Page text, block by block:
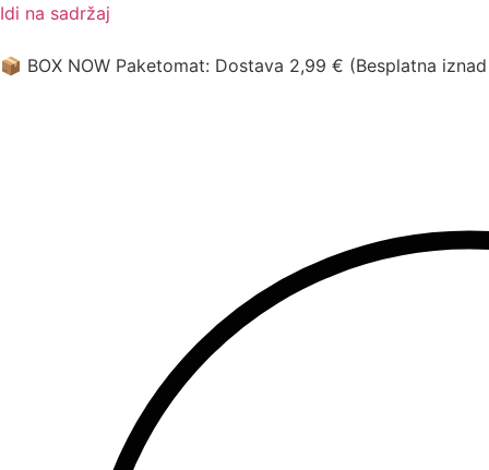
Idi na sadržaj
📦 BOX NOW Paketomat: Dostava 2,99 € (Besplatna